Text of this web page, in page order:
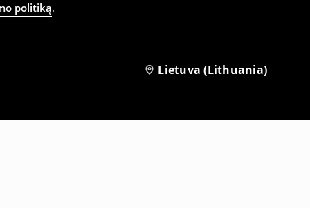
politiką.
Lietuva (Lithuania)